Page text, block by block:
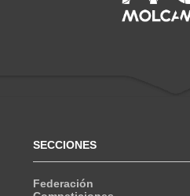
SECCIONES
Federación